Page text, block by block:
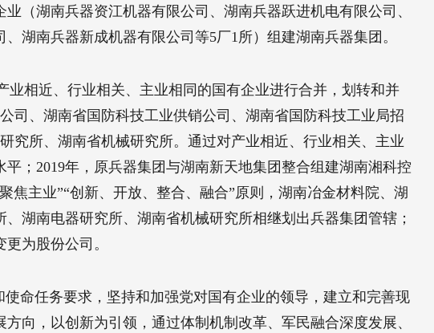
（湖南兵器资江机器有限公司、湖南兵器跃进机电有限公司、
湖南兵器新成机器有限公司等5厂1所）组建湖南兵器集团。
相近、行业相关、主业相同的国有企业进行合并，划转和并
司、湖南省国防科技工业供销公司、湖南省国防科技工业局招
究所、湖南省机械研究所。通过对产业相近、行业相关、主业
；2019年，原兵器集团与湖南新天地集团整合组建湖南湘科控
主业”“创新、开放、整合、融合”原则，湖南冶金材料院、湖
湖南电器研究所、湖南省机械研究所相继划出兵器集团管辖；
为股份公司。
命任务要求，坚持和加强党对国有企业的领导，建立和完善现
向，以创新为引领，通过体制机制改革、军民融合深度发展、